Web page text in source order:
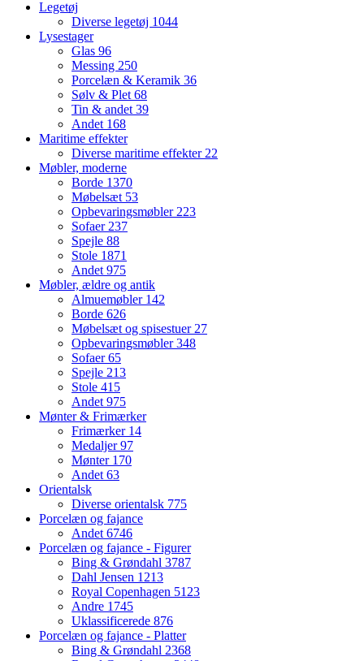
Legetøj
Diverse legetøj 1044
Lysestager
Glas 96
Messing 250
Porcelæn & Keramik 36
Sølv & Plet 68
Tin & andet 39
Andet 168
Maritime effekter
Diverse maritime effekter 22
Møbler, moderne
Borde 1370
Møbelsæt 53
Opbevaringsmøbler 223
Sofaer 237
Spejle 88
Stole 1871
Andet 975
Møbler, ældre og antik
Almuemøbler 142
Borde 626
Møbelsæt og spisestuer 27
Opbevaringsmøbler348
Sofaer65
Spejle 213
Stole 415
Andet 975
Mønter & Frimærker
Frimærker 14
Medaljer97
Mønter 170
Andet 63
Orientalsk
Diverse orientalsk 775
Porcelæn og fajance
Andet 6746
Porcelæn og fajance - Figurer
Bing & Grøndahl 3787
Dahl Jensen 1213
Royal Copenhagen 5123
Andre 1745
Uklassificerede 876
Porcelæn og fajance - Platter
Bing & Grøndahl 2368